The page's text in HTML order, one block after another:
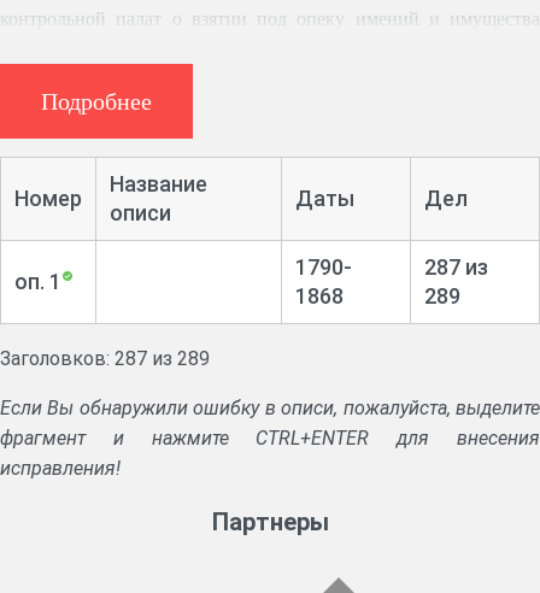
контрольной палат о взятии под опеку имений и имущества
доставлении отчетов в губернское правление о состоянии опеки;
реестры имений, взятых под опеку; акты о купле и продаже
книги; книги регистрации входящих и исходящих документов;
Подробнее
Номер
Название
описи
Даты Дел
оп. 1
1790-
1868
287 из
289
Заголовков: 287 из 289
Если Вы обнаружили ошибку в описи, пожалуйста, выделите
фрагмент и нажмите CTRL+ENTER для внесения
исправления!
Партнеры